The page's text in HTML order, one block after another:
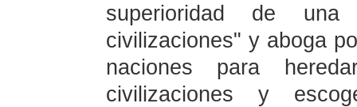
superioridad de
civilizaciones" y aboga
naciones para
civilizaciones y